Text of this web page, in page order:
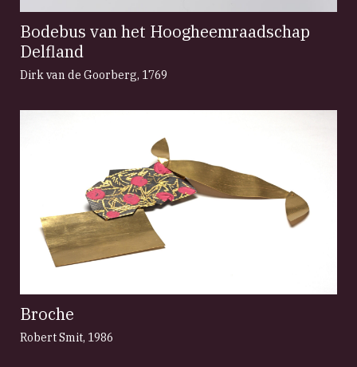
Bodebus van het Hoogheemraadschap
Delfland
Dirk van de Goorberg, 1769
Broche
Robert Smit, 1986